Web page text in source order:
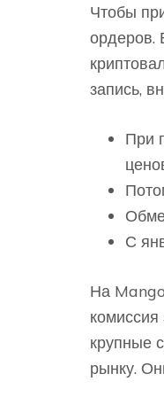
Чтобы
ордеров.
запись,
При
С
На
крупные
рынку.